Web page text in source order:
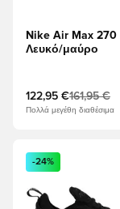
Nike Air Max 270
Λευκό/μαύρο
122,95 €161,95 €
Πολλά μεγέθη διαθέσιμα
Ανοίγει ένα
-24%